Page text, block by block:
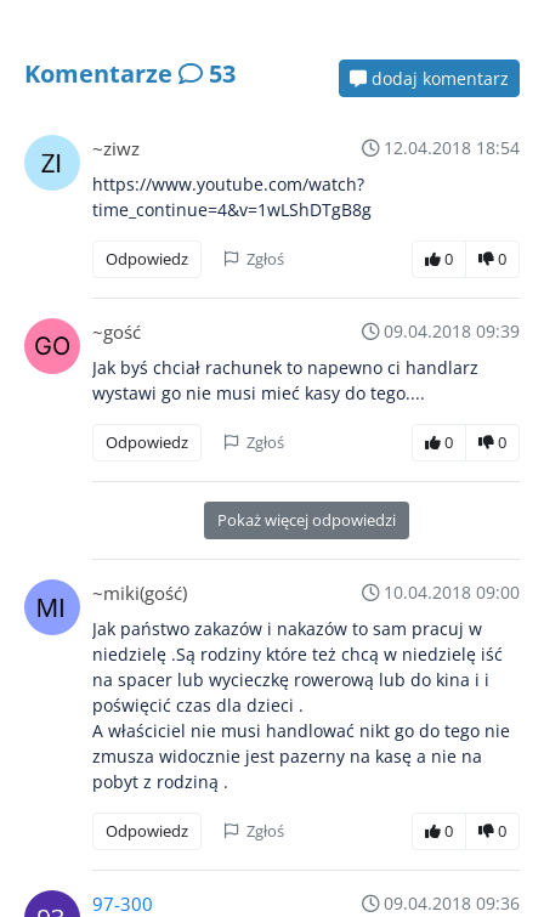
Komentarze 53 dodaj komentarz
~ziwz
12.04.2018 18:54
https://www.youtube.com/watch?
time_continue=4&v=1wLShDTgB8g
Odpowiedz Zgłoś 0 0
~gość
09.04.2018 09:39
Jak byś chciał rachunek to napewno ci handlarz
wystawi go nie musi mieć kasy do tego....
Odpowiedz Zgłoś 0 0
Pokaż więcej odpowiedzi
~miki(gość)
10.04.2018 09:00
Jak państwo zakazów i nakazów to sam pracuj w
niedzielę .Są rodziny które też chcą w niedzielę iść
na spacer lub wycieczkę rowerową lub do kina i i
poświęcić czas dla dzieci .
A właściciel nie musi handlować nikt go do tego nie
zmusza widocznie jest pazerny na kasę a nie na
pobyt z rodziną .
Odpowiedz Zgłoś 0 0
97-300
09.04.2018 09:36